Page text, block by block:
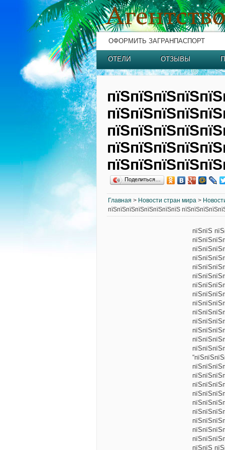
ОФОРМИТЬ ЗАГРАНПАСПОРТ
ОТЕЛИ ОТЗЫВЫ
Поделиться…
Главная > Новости стран мира >
пїЅпїЅпїЅпїЅпїЅпїЅпїЅпїЅ
пїЅпїЅ
пїЅпїЅ